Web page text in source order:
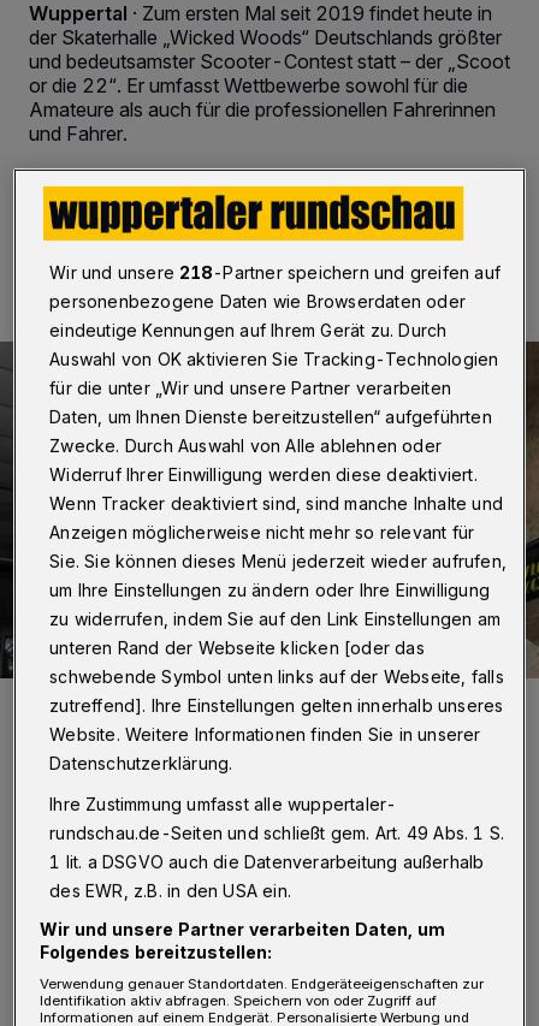
Wuppertal · Zum ersten Mal seit 2019 findet heute in
der Skaterhalle „Wicked Woods“ Deutschlands größter
und bedeutsamster Scooter-Contest statt – der „Scoot
or die 22“. Er umfasst Wettbewerbe sowohl für die
Amateure als auch für die professionellen Fahrerinnen
und Fahrer.
20.09.2022 , 21:00 Uhr Eine Minute Lesezeit
Szene vom Event im Jahr 2019 vor der Corona-Pause.
Foto: Wicked Woods
„Stunt Scooting“ ist unter Kindern und
Jugendlichen auf dem Vormarsch. So hat
„Wicked Woods“ – im Wuppertaler Osten an
der Langobardenstraße 65 am Bergischen
Wir und unsere 218-Partner speichern und greifen auf
personenbezogene Daten wie Browserdaten oder
eindeutige Kennungen auf Ihrem Gerät zu. Durch
Auswahl von OK aktivieren Sie Tracking-Technologien
für die unter „Wir und unsere Partner verarbeiten
Daten, um Ihnen Dienste bereitzustellen“ aufgeführten
Zwecke. Durch Auswahl von Alle ablehnen oder
Widerruf Ihrer Einwilligung werden diese deaktiviert.
Wenn Tracker deaktiviert sind, sind manche Inhalte und
Anzeigen möglicherweise nicht mehr so relevant für
Sie. Sie können dieses Menü jederzeit wieder aufrufen,
um Ihre Einstellungen zu ändern oder Ihre Einwilligung
zu widerrufen, indem Sie auf den Link Einstellungen am
unteren Rand der Webseite klicken [oder das
schwebende Symbol unten links auf der Webseite, falls
zutreffend]. Ihre Einstellungen gelten innerhalb unseres
Website. Weitere Informationen finden Sie in unserer
Datenschutzerklärung.
Ihre Zustimmung umfasst alle wuppertaler-
rundschau.de-Seiten und schließt gem. Art. 49 Abs. 1 S.
1 lit. a DSGVO auch die Datenverarbeitung außerhalb
des EWR, z.B. in den USA ein.
Wir und unsere Partner verarbeiten Daten, um
Folgendes bereitzustellen:
Verwendung genauer Standortdaten. Endgeräteeigenschaften zur
Identifikation aktiv abfragen. Speichern von oder Zugriff auf
Informationen auf einem Endgerät. Personalisierte Werbung und